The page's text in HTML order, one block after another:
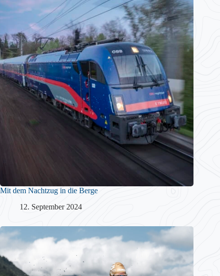
Mit dem Nachtzug in die Berge
12. September 2024